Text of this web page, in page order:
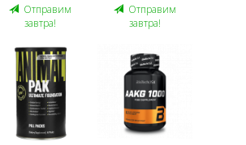
Oтправим
завтра!
Oтправим
завтра!